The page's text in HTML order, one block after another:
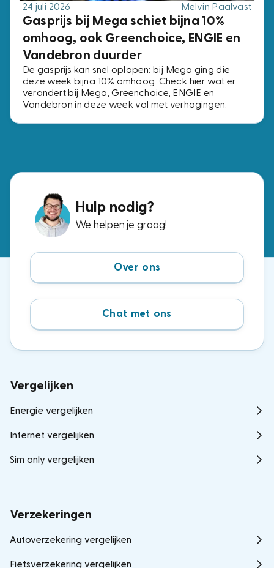
24 juli 2026
Melvin Paalvast
Gasprijs bij Mega schiet bijna 10%
omhoog, ook Greenchoice, ENGIE en
Vandebron duurder
De gasprijs kan snel oplopen: bij Mega ging die
deze week bijna 10% omhoog. Check hier wat er
verandert bij Mega, Greenchoice, ENGIE en
Vandebron in deze week vol met verhogingen.
Hulp nodig?
We helpen je graag!
Over ons
Chat met ons
Vergelijken
Energie vergelijken
Internet vergelijken
Sim only vergelijken
Verzekeringen
Autoverzekering vergelijken
Fietsverzekering vergelijken